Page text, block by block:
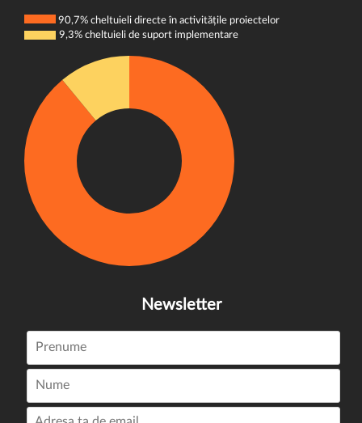
90,7% cheltuieli directe în activitățile proiectelor
9,3% cheltuieli de suport implementare
Newsletter